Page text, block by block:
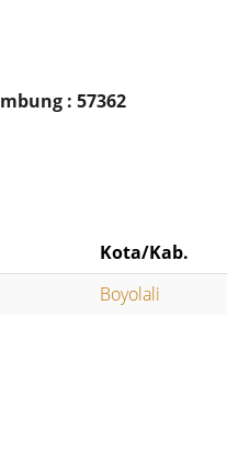
: 57362
Kota/Kab.
Boyolali